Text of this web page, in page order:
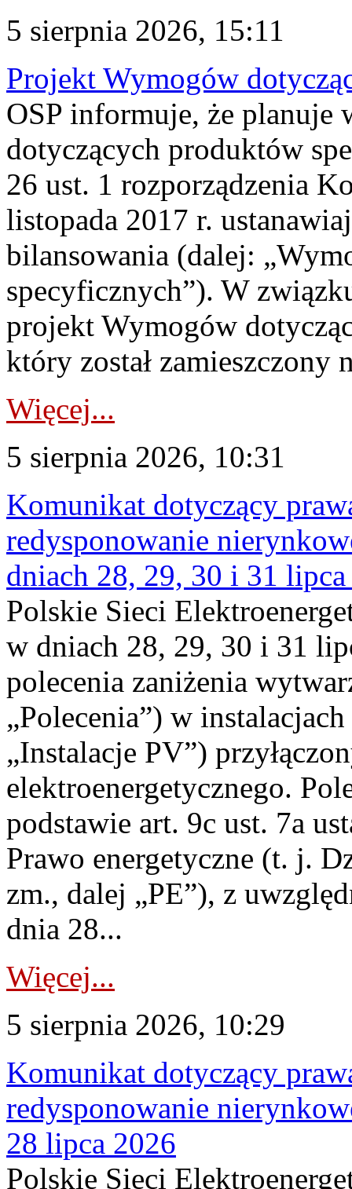
5 sierpnia 2026, 15:11
Projekt Wymogów
OSP informuje, że planuje
dotyczących produktów
26 ust. 1 rozporządzenia
listopada 2017 r.
bilansowania (dalej:
specyficznych”). W
projekt Wymogów
który został zamieszczony
Więcej...
5 sierpnia 2026, 10:31
Komunikat dotyczący
redysponowanie
dniach 28, 29, 30 i 31
Polskie Sieci
w dniach 28, 29, 30 i 31
polecenia zaniżenia
„Polecenia”) w
„Instalacje PV”)
elektroenergetycznego.
podstawie art. 9c ust. 7a
Prawo energetyczne (t. j.
zm., dalej „PE”), z
dnia 28...
Więcej...
5 sierpnia 2026, 10:29
Komunikat dotyczący
redysponowanie
28 lipca 2026
Polskie Sieci